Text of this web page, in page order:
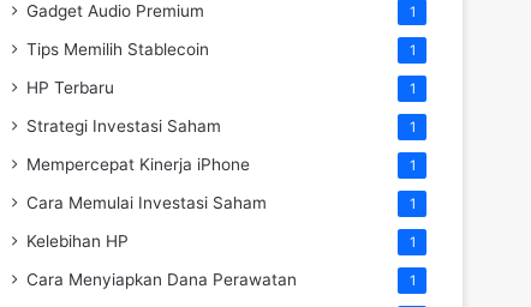
Gadget Audio Premium 1
Tips Memilih Stablecoin 1
HP Terbaru 1
Strategi Investasi Saham 1
Mempercepat Kinerja iPhone 1
Cara Memulai Investasi Saham 1
Kelebihan HP 1
Cara Menyiapkan Dana Perawatan 1